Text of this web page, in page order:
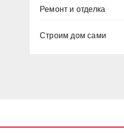
Ремонт и отделка
Строим дом сами